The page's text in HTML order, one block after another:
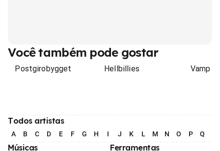
Você também pode gostar
Postgirobygget Hellbillies Vamp
Todos artistas
A B C D E F G H I J K L M N O P Q
Músicas Ferramentas